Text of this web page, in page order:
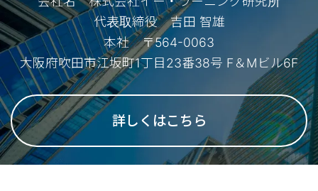
代表取締役 吉田 智雄
本社 〒564-0063
大阪府吹田市江坂町1丁目23番38号 F＆Mビル6F
詳しくはこちら